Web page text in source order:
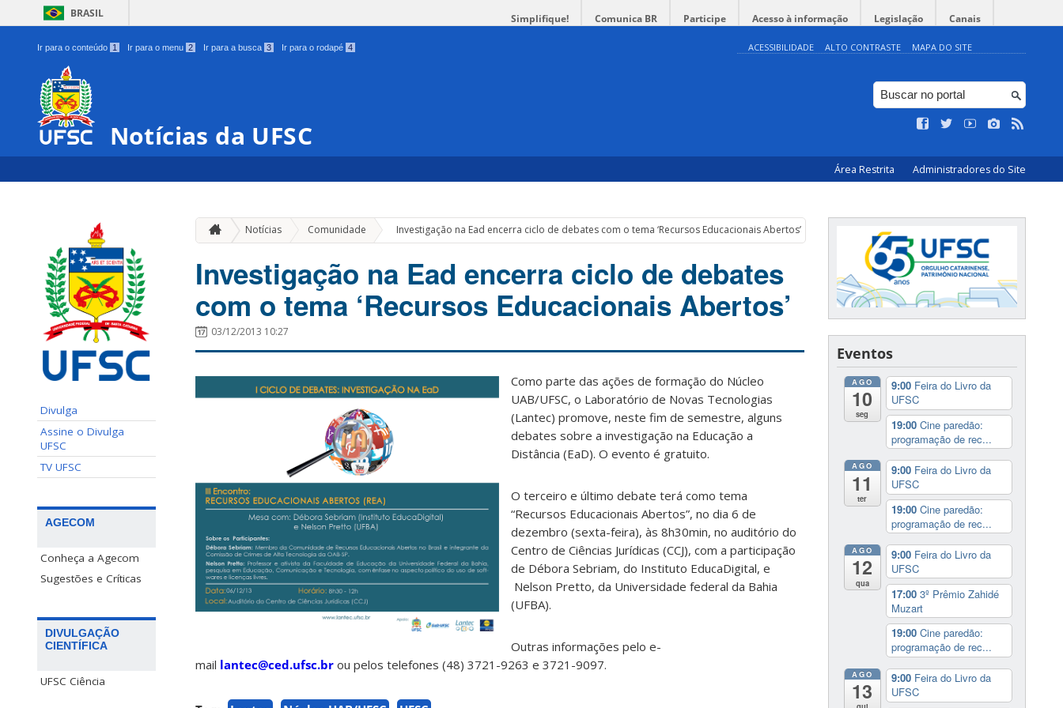
BRASIL Simplifique! Comunica BR Participe Acesso à informação Legislação Canais
Ir para o conteúdo 1 Ir para o menu 2 Ir para a busca 3 Ir para o rodapé 4 ACESSIBILIDADE ALTO CONTRASTE MAPA DO SITE
Notícias da UFSC
Área Restrita Administradores do Site
Divulga
Assine o Divulga
UFSC
TV UFSC
AGECOM
Conheça a Agecom
Sugestões e Críticas
DIVULGAÇÃO
CIENTÍFICA
UFSC Ciência
Notícias Comunidade » Investigação na Ead encerra ciclo de debates com o tema ‘Recursos Educacionais Abertos’
Investigação na Ead encerra ciclo de debates
com o tema ‘Recursos Educacionais Abertos’
03/12/2013 10:27
Como parte das ações de formação do Núcleo
UAB/UFSC, o Laboratório de Novas Tecnologias
(Lantec) promove, neste fim de semestre, alguns
debates sobre a investigação na Educação a
Distância (EaD). O evento é gratuito.
O terceiro e último debate terá como tema
“Recursos Educacionais Abertos”, no dia 6 de
dezembro (sexta-feira), às 8h30min, no auditório do
Centro de Ciências Jurídicas (CCJ), com a participação
de Débora Sebriam, do Instituto EducaDigital, e
Nelson Pretto, da Universidade federal da Bahia
(UFBA).
Outras informações pelo e-
mail lantec@ced.ufsc.br ou pelos telefones (48) 3721-9263 e 3721-9097.
Eventos
AGO
10
seg
9:00 Feira do Livro da
UFSC
19:00 Cine paredão:
programação de rec...
AGO
11
ter
9:00 Feira do Livro da
UFSC
19:00 Cine paredão:
programação de rec...
AGO
12
qua
9:00 Feira do Livro da
UFSC
17:00 3º Prêmio Zahidé
Muzart
19:00 Cine paredão:
programação de rec...
AGO
13
9:00 Feira do Livro da
UFSC